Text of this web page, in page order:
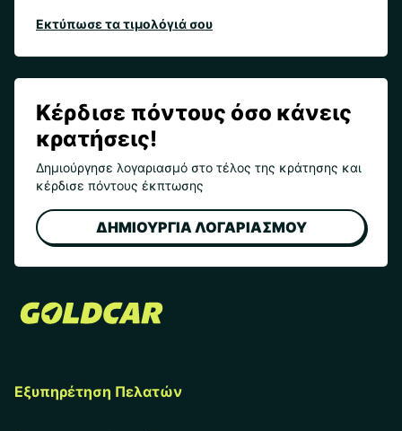
Εκτύπωσε τα τιμολόγιά σου
Κέρδισε πόντους όσο κάνεις
κρατήσεις!
Δημιούργησε λογαριασμό στο τέλος της κράτησης και
κέρδισε πόντους έκπτωσης
ΔΗΜΙΟΥΡΓΙΑ ΛΟΓΑΡΙΑΣΜΟΥ
Εξυπηρέτηση Πελατών